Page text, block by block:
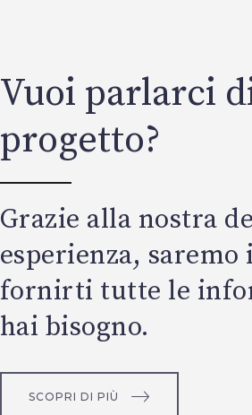
Vuoi parlarci
progetto?
Grazie alla nostra
esperienza, saremo
fornirti tutte le
hai bisogno.
SCOPRI DI PIÙ